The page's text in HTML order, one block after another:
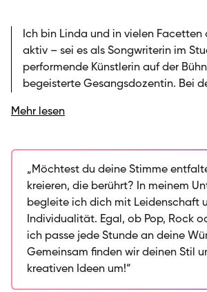
Ich bin Linda und in vielen Facetten
aktiv – sei es als Songwriterin im
performende Künstlerin auf der
begeisterte Gesangsdozentin. Bei
Singen und teile meine Begeisterung
sicher, dass du die Grundlagen der
erlernst und gleichzeitig deine
Persönlichkeit entfaltest. Ich
was dich motiviert und inspiriert,
Popmelodien, rockige Klänge oder
Ansatz verbindet Struktur mit
gemeinsam an deinem Repertoire,
Gehör und fördern deinen
Mehr lesen
„Möchtest du deine Stimme
kreieren, die berührt? In meinem
begleite ich dich mit Leidenschaft
Individualität. Egal, ob Pop, Rock
ich passe jede Stunde an deine
Gemeinsam finden wir deinen Stil
kreativen Ideen um!“